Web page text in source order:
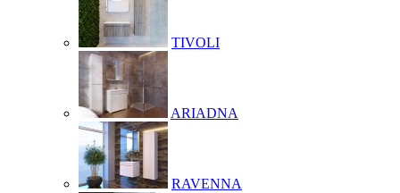
TIVOLI
ARIADNA
RAVENNA